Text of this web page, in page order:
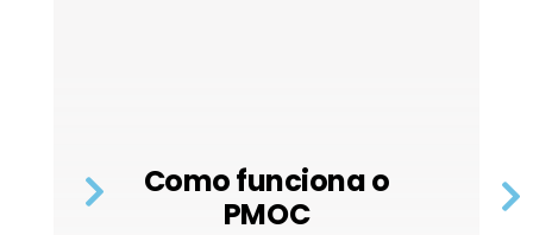
Como funciona o
PMOC